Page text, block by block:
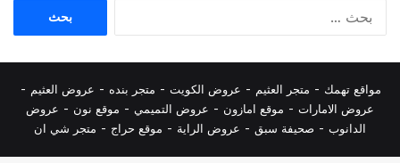
مواقع تهمك - متجر العثيم - عروض الكويت - متجر بنده - عروض العثيم -
عروض الامارات - موقع امازون - عروض التميمي - موقع نون - عروض
الدانوب - صحيفة سبق - عروض الراية - موقع حراج - متجر شي ان